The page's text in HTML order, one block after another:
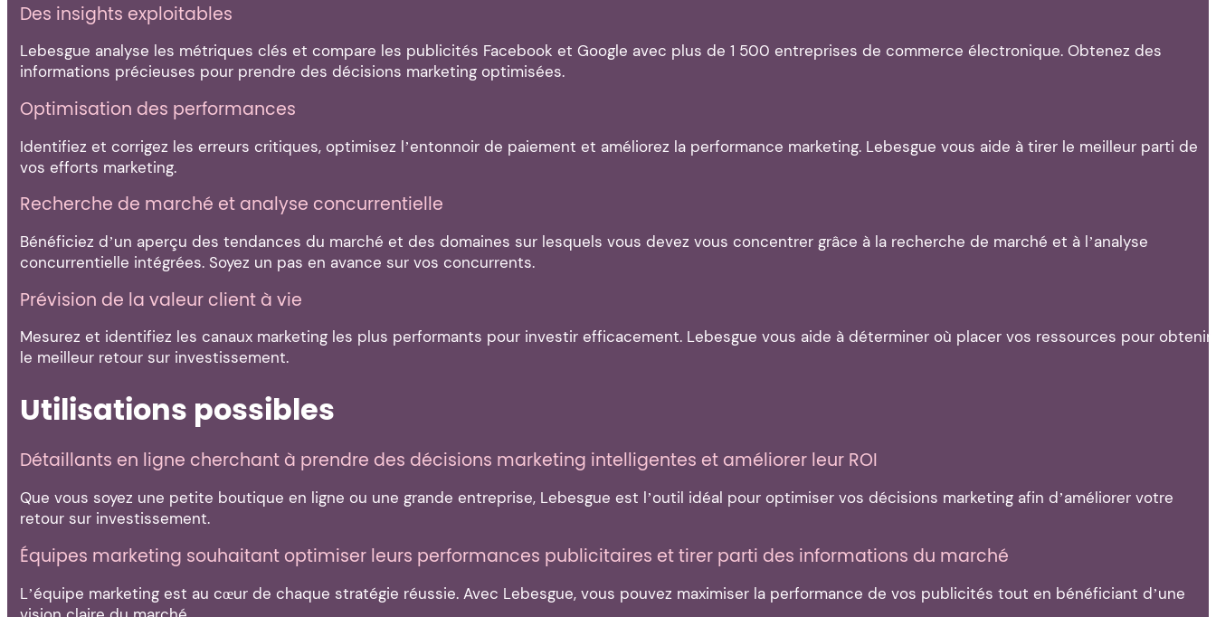
Des insights exploitables
Lebesgue analyse les métriques clés et compare les publicités Facebook et Google avec plus de 1 500 entreprises de commerce électronique. Obtenez des
informations précieuses pour prendre des décisions marketing optimisées.
Optimisation des performances
Identifiez et corrigez les erreurs critiques, optimisez l’entonnoir de paiement et améliorez la performance marketing. Lebesgue vous aide à tirer le meilleur parti de
vos efforts marketing.
Recherche de marché et analyse concurrentielle
Bénéficiez d’un aperçu des tendances du marché et des domaines sur lesquels vous devez vous concentrer grâce à la recherche de marché et à l’analyse
concurrentielle intégrées. Soyez un pas en avance sur vos concurrents.
Prévision de la valeur client à vie
Mesurez et identifiez les canaux marketing les plus performants pour investir efficacement. Lebesgue vous aide à déterminer où placer vos ressources pour obtenir
le meilleur retour sur investissement.
Utilisations possibles
Détaillants en ligne cherchant à prendre des décisions marketing intelligentes et améliorer leur ROI
Que vous soyez une petite boutique en ligne ou une grande entreprise, Lebesgue est l’outil idéal pour optimiser vos décisions marketing afin d’améliorer votre
retour sur investissement.
Équipes marketing souhaitant optimiser leurs performances publicitaires et tirer parti des informations du marché
L’équipe marketing est au cœur de chaque stratégie réussie. Avec Lebesgue, vous pouvez maximiser la performance de vos publicités tout en bénéficiant d’une